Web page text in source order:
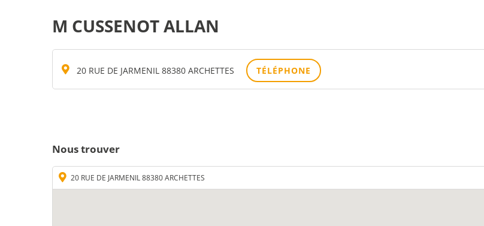
M CUSSENOT ALLAN
20 RUE DE JARMENIL 88380 ARCHETTES TÉLÉPHONE
Nous trouver
20 RUE DE JARMENIL 88380 ARCHETTES